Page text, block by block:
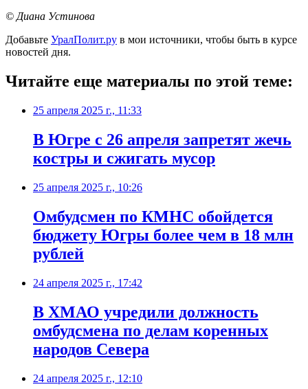
© Диана Устинова
Добавьте УралПолит.ру в мои источники, чтобы быть в курсе
новостей дня.
Читайте еще материалы по этой теме:
25 апреля 2025 г., 11:33
В Югре с 26 апреля запретят жечь
костры и сжигать мусор
25 апреля 2025 г., 10:26
Омбудсмен по КМНС обойдется
бюджету Югры более чем в 18 млн
рублей
24 апреля 2025 г., 17:42
В ХМАО учредили должность
омбудсмена по делам коренных
народов Севера
24 апреля 2025 г., 12:10